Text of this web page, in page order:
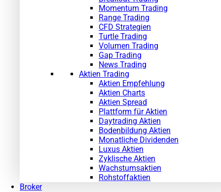
Momentum Trading
Range Trading
CFD Strategien
Turtle Trading
Volumen Trading
Gap Trading
News Trading
Aktien Trading
Aktien Empfehlung
Aktien Charts
Aktien Spread
Plattform für Aktien
Daytrading Aktien
Bodenbildung Aktien
Monatliche Dividenden
Luxus Aktien
Zyklische Aktien
Wachstumsaktien
Rohstoffaktien
Broker